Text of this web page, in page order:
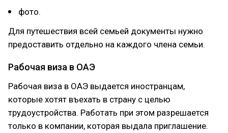
фото.
Для путешествия всей семьей документы нужно
предоставить отдельно на каждого члена семьи.
Рабочая виза в ОАЭ
Рабочая виза в ОАЭ выдается иностранцам,
которые хотят въехать в страну с целью
трудоустройства. Работать при этом разрешается
только в компании, которая выдала приглашение.